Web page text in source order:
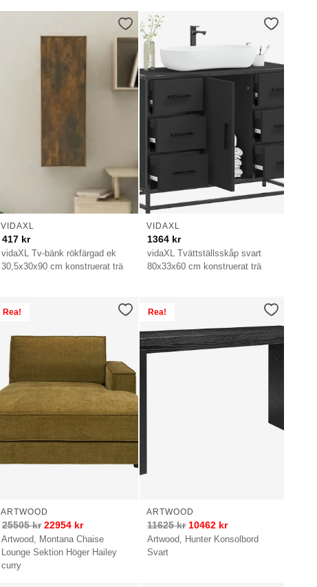
vidaXL Tv-bänk rökfärgad ek
30,5x30x90 cm konstruerat trä
VIDAXL
417 kr
vidaXL Tvättställsskåp svart
80x33x60 cm konstruerat trä
VIDAXL
1364 kr
Rea!
Artwood, Montana Chaise
Lounge Sektion Höger Hailey
curry
ARTWOOD
25505kr 22954 kr
Rea!
Artwood, Hunter Konsolbord
Svart
ARTWOOD
11625kr 10462 kr